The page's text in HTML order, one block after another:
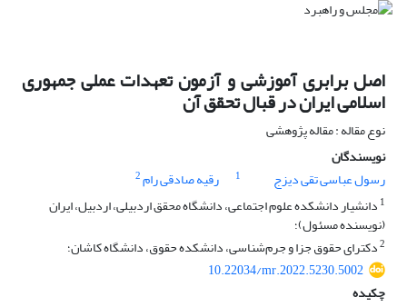
اصل برابری آموزشی و آزمون تعهدات عملی جمهوری
اسلامی ایران در قبال تحقق آن
نوع مقاله : مقاله پژوهشی
نویسندگان
رسول عباسی تقی دیزج
1 رقیه صادقی رام2
1 دانشیار دانشکده علوم اجتماعی، دانشگاه محقق اردبیلی، اردبیل، ایران
(نویسنده مسئول)؛
2دکترای حقوق جزا و جرم‌شناسی، دانشکده حقوق،‌ دانشگاه کاشان؛
10.22034/mr.2022.5230.5002
چکیده